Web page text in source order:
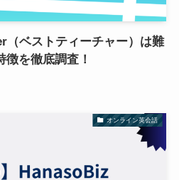
（ベストティーチャー）は難
徴を徹底調査！
オンライン英会話